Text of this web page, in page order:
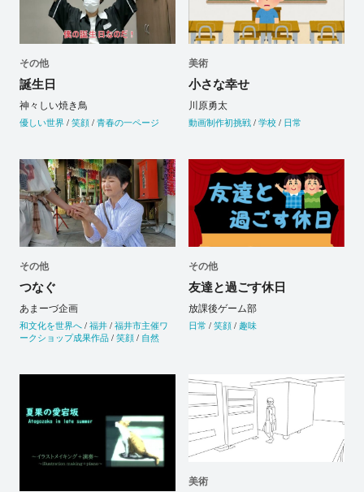
その他
誕生日
神々しい焼き鳥
優しい世界/笑顔/青春の一ページ
美術
小さな幸せ
川原勇太
動画制作初挑戦/学校/ 日常
その他
つなぐ
あまーづ企画
和文化を世界へ/福井/福井市主催ワ
ークショップ成果作品/笑顔/ 自然
その他
友達と過ごす休日
放課後ゲーム部
日常 /笑顔/趣味
美術